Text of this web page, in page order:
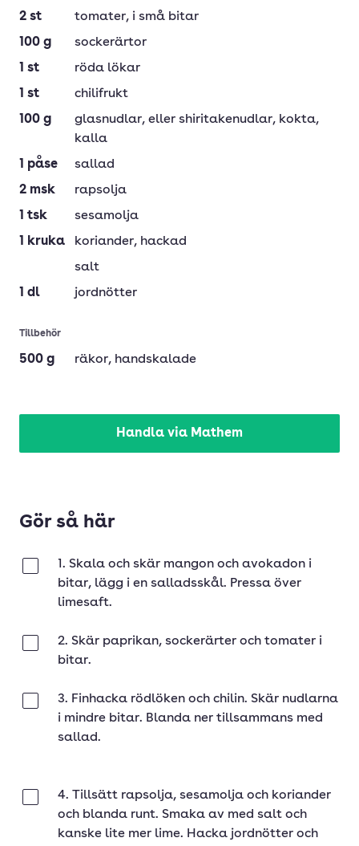
2 st tomater, i små bitar
100 g
sockerärtor
1 st
röda lökar
1 st
chilifrukt
100 g glasnudlar, eller shiritakenudlar, kokta,
kalla
1 påse
sallad
2 msk
rapsolja
1 tsk
sesamolja
1
kruka koriander, hackad
salt
1 dl jordnötter
Tillbehör
500 g räkor, handskalade
Handla via Mathem
Gör så här
1. Skala och skär mangon och avokadon i
bitar, lägg i en salladsskål. Pressa över
limesaft.
2. Skär paprikan, sockerärter och tomater i
bitar.
3. Finhacka rödlöken och chilin. Skär nudlarna
i mindre bitar. Blanda ner tillsammans med
sallad.
4. Tillsätt rapsolja, sesamolja och koriander
och blanda runt. Smaka av med salt och
kanske lite mer lime. Hacka jordnötter och